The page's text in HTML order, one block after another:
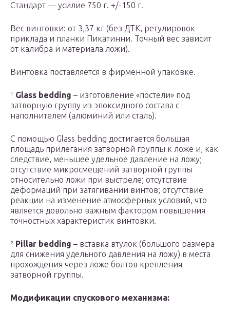
Стандарт — усилие 750 г. +/-150 г.
Вес винтовки: от 3,37 кг (без ДТК, регулировок
приклада и планки Пикатинни. Точный вес зависит
от калибра и материала ложи).
Винтовка поставляется в фирменной упаковке.
¹ Glass bedding – изготовление «постели» под
затворную группу из эпоксидного состава с
наполнителем (алюминий или сталь).
С помощью Glass bedding достигается большая
площадь прилегания затворной группы к ложе и, как
следствие, меньшее удельное давление на ложу;
отсутствие микросмещений затворной группы
относительно ложи при выстреле; отсутствие
деформаций при затягивании винтов; отсутствие
реакции на изменение атмосферных условий, что
является довольно важным фактором повышения
точностных характеристик винтовки.
² Pillar bedding – вставка втулок (большого размера
для снижения удельного давления на ложу) в места
прохождения через ложе болтов крепления
затворной группы.
Модификации спускового механизма: